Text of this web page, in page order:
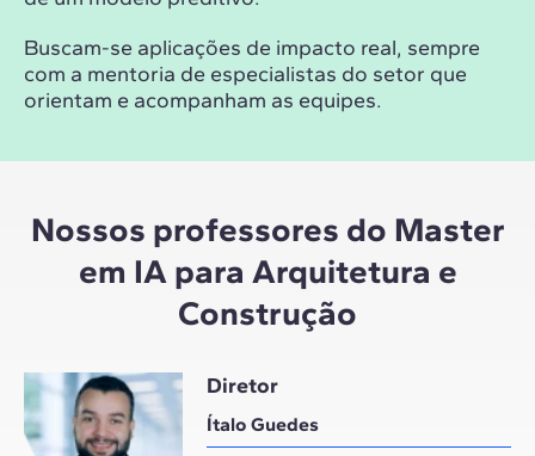
Buscam-se aplicações de impacto real, sempre
com a mentoria de especialistas do setor que
orientam e acompanham as equipes.
Nossos professores do Master
em IA para Arquitetura e
Construção
Diretor
Ítalo Guedes